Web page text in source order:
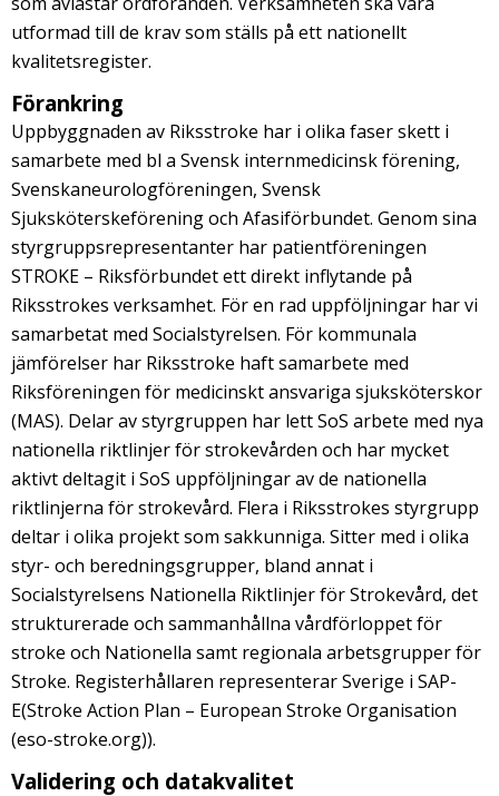
utformad till de krav som ställs på ett nationellt
kvalitetsregister.
Förankring
Uppbyggnaden av Riksstroke har i olika faser skett i
samarbete med bl a Svensk internmedicinsk förening,
Svenskaneurologföreningen, Svensk
Sjuksköterskeförening och Afasiförbundet. Genom sina
styrgruppsrepresentanter har patientföreningen
STROKE – Riksförbundet ett direkt inflytande på
Riksstrokes verksamhet. För en rad uppföljningar har vi
samarbetat med Socialstyrelsen. För kommunala
jämförelser har Riksstroke haft samarbete med
Riksföreningen för medicinskt ansvariga sjuksköterskor
(MAS). Delar av styrgruppen har lett SoS arbete med nya
nationella riktlinjer för strokevården och har mycket
aktivt deltagit i SoS uppföljningar av de nationella
riktlinjerna för strokevård. Flera i Riksstrokes styrgrupp
deltar i olika projekt som sakkunniga. Sitter med i olika
styr- och beredningsgrupper, bland annat i
Socialstyrelsens Nationella Riktlinjer för Strokevård, det
strukturerade och sammanhållna vårdförloppet för
stroke och Nationella samt regionala arbetsgrupper för
Stroke. Registerhållaren representerar Sverige i SAP-
E(Stroke Action Plan – European Stroke Organisation
(eso-stroke.org)).
Validering och datakvalitet